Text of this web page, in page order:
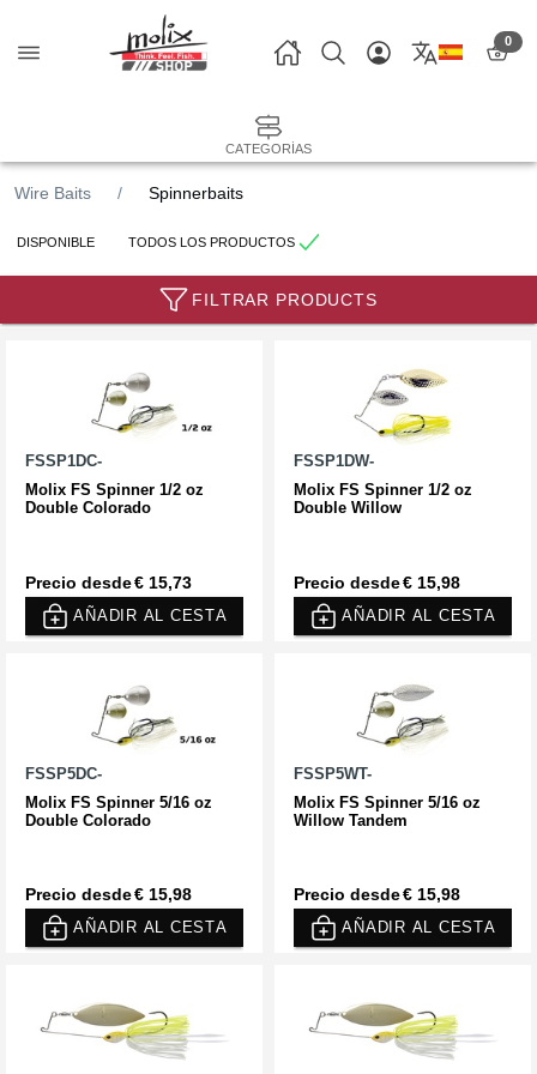
0
CATEGORÍAS
Wire Baits Spinnerbaits
DISPONIBLE TODOS LOS PRODUCTOS
FILTRAR PRODUCTS
FSSP1DC-
Molix FS Spinner 1/2 oz
Double Colorado
Precio desde€ 15,73
AÑADIR AL CESTA
FSSP1DW-
Molix FS Spinner 1/2 oz
Double Willow
Precio desde€ 15,98
AÑADIR AL CESTA
FSSP5DC-
Molix FS Spinner 5/16 oz
Double Colorado
Precio desde€ 15,98
AÑADIR AL CESTA
FSSP5WT-
Molix FS Spinner 5/16 oz
Willow Tandem
Precio desde€ 15,98
AÑADIR AL CESTA